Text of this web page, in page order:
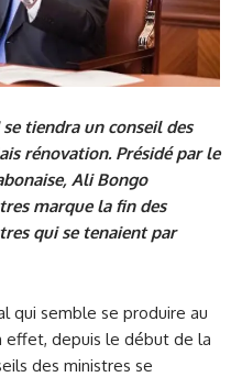
se tiendra un conseil des
rénovation. Présidé par le
Ali Bongo
marque la fin des
qui se tenaient par
qui semble se produire au
effet, depuis le début de la
des ministres se